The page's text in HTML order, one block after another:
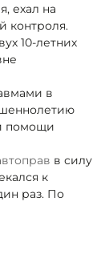
ехал на
контроля.
10-летних
в
помощи
в силу
к
раз. По